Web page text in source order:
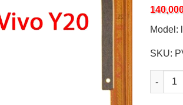
Model:
SKU:
Quantity